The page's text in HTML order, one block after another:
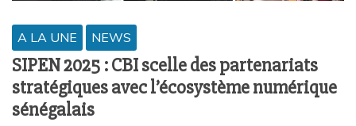
A LA UNE NEWS
SIPEN 2025 : CBI scelle des partenariats
stratégiques avec l’écosystème numérique
sénégalais